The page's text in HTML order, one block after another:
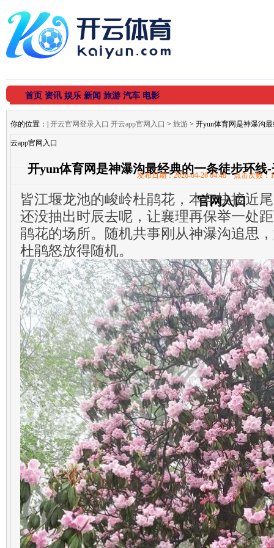
首页 资讯 娱乐 新闻 旅游 汽车 电影
你的位置： 开云官网登录入口 开云app官网入口 > 旅游 > 开yun体育网是神瀑沟
云app官网入口
开yun体育网是神瀑沟最经典的一条徒步环线
官网入口
发布日期：2026-04-26 04:48 点击次数：
皆江堰龙池的峻岭杜鹃花，本年快接近
还没抽出时辰去呢，让襄理再保举一处
鹃花的场所。随机共事刚从神瀑沟追思
杜鹃怒放得随机。